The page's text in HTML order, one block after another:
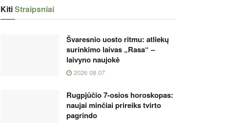
KitiStraipsniai
Švaresnio uosto ritmu: atliekų
surinkimo laivas „Rasa“ –
laivyno naujokė
2026 08 07
Rugpjūčio 7-osios horoskopas:
naujai minčiai prireiks tvirto
pagrindo